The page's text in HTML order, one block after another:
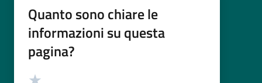
Quanto sono chiare le
informazioni su questa
pagina?
Valutazione